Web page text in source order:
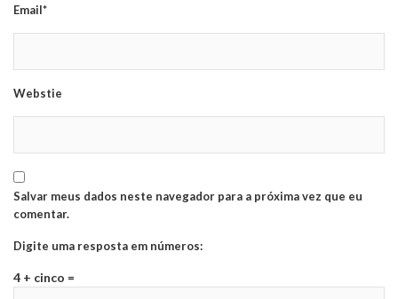
Email*
Webstie
Salvar meus dados neste navegador para a próxima vez que eu
comentar.
Digite uma resposta em números:
4 + cinco =